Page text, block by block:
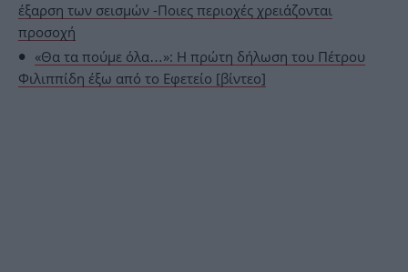
έξαρση των σεισμών -Ποιες περιοχές χρειάζονται
προσοχή
«Θα τα πούμε όλα…»: Η πρώτη δήλωση του Πέτρου
Φιλιππίδη έξω από το Εφετείο [βίντεο]